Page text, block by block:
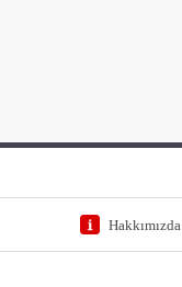
Hakkımızda